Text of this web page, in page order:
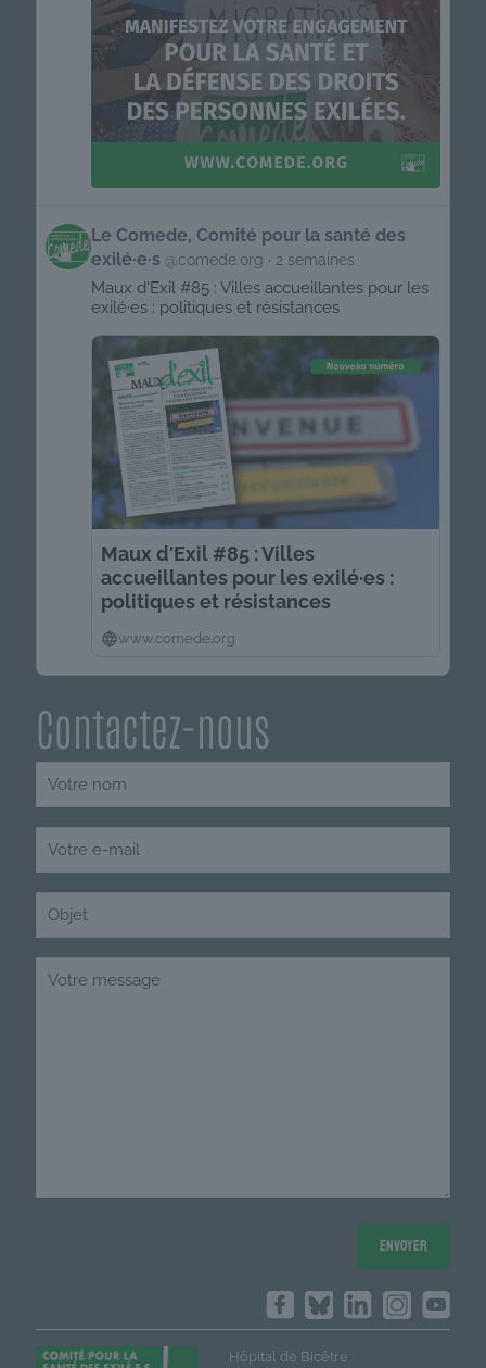
Get
to
this
Le Comede, Comité pour la santé des
exilé·e·s @comede.org 2 semaines
Maux d'Exil #85 : Villes accueillantes pour les
exilé·es : politiques et résistances
Maux d'Exil #85 : Villes
accueillantes pour les exilé·es :
politiques et résistances
www.comede.org
Contactez-nous
Hôpital de Bicêtre